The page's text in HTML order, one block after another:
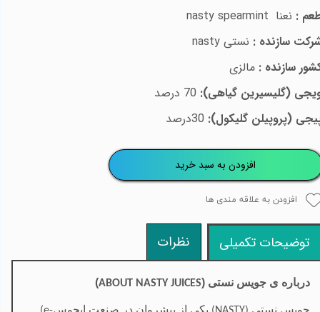
: نعنا nasty spearmint
سازنده : نستی nasty
سازنده : مالزی
(گلیسیرین گیاهی):
(پروپیلن گلیکول):
افزودن به سبد خرید
افزودن به علاقه مندی ها
توضیحات تکمیلی نظرات
درباره ی جویس نستی (ABOUT NASTY JUICES
)
جویس نستی یکی از پیشروان در صنعت ایجوس